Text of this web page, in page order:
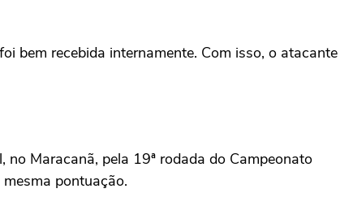
bem recebida internamente. Com isso, o atacante
Maracanã, pela 19ª rodada do Campeonato
pontuação.